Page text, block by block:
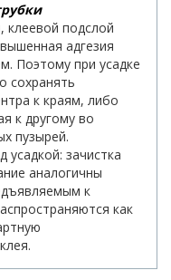
клеевой подслой
адгезия
Поэтому при усадке
сохранять
к краям, либо
к другому во
пузырей.
усадкой: зачистка
аналогичны
к
как